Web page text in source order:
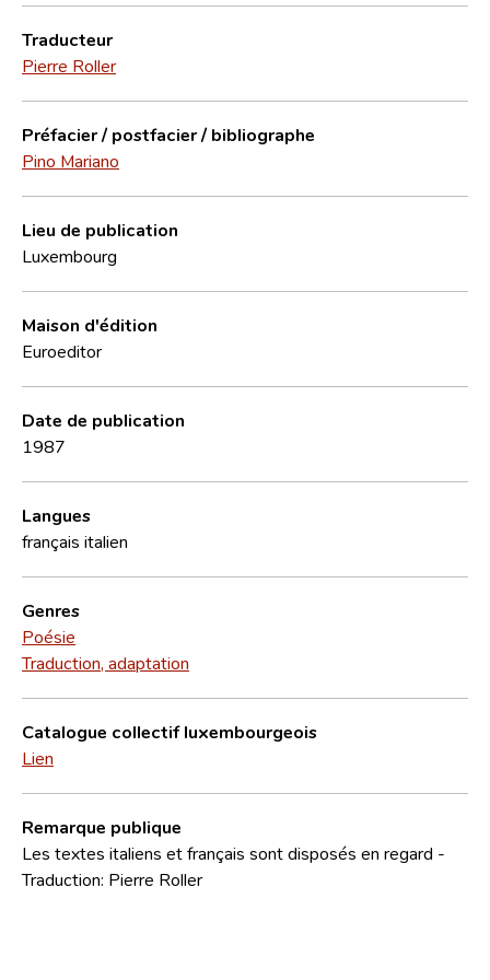
Traducteur
Pierre Roller
Préfacier / postfacier / bibliographe
Pino Mariano
Lieu de publication
Luxembourg
Maison d'édition
Euroeditor
Date de publication
1987
Langues
français italien
Genres
Poésie
Traduction, adaptation
Catalogue collectif luxembourgeois
Lien
Remarque publique
Les textes italiens et français sont disposés en regard -
Traduction: Pierre Roller